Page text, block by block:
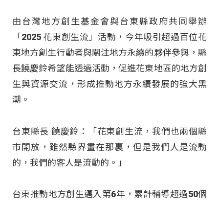
由台灣地方創生基金會與台東縣政府共同舉辦
「2025 花東創生流」活動，今年吸引超過百位花
東地方創生行動者與關注地方永續的夥伴參與，縣
長饒慶鈴希望能透過活動，促進花東地區的地方創
生與資源交流，形成推動地方永續發展的強大黑
潮。
台東縣長 饒慶鈴：「花東創生流，我們也兩個縣
市開放，雖然縣界畫在那裏，但是我們人是流動
的，我們的客人是流動的。」
台東推動地方創生邁入第6年，累計輔導超過50個